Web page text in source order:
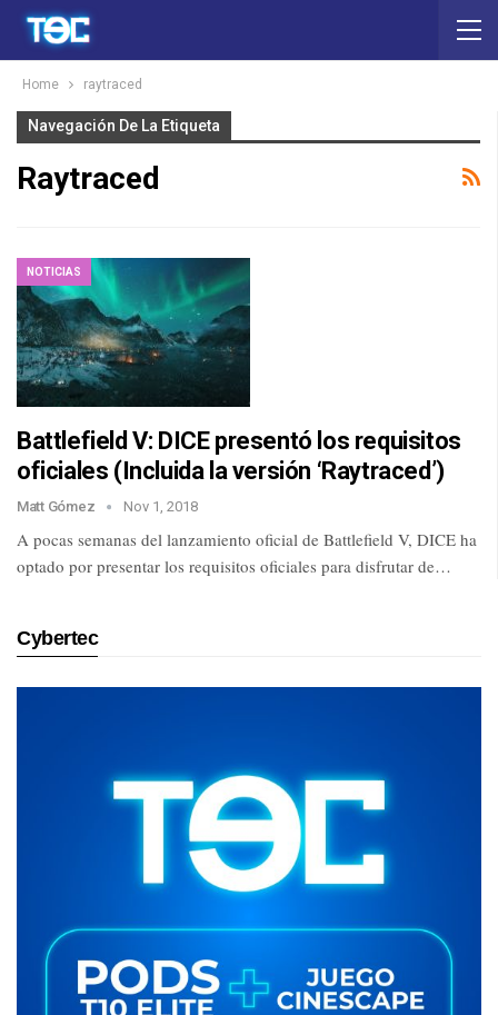
Home raytraced
Navegación De La Etiqueta
Raytraced
NOTICIAS
Battlefield V: DICE presentó los requisitos
oficiales (Incluida la versión ‘Raytraced’)
Matt Gómez Nov 1, 2018
A pocas semanas del lanzamiento oficial de Battlefield V, DICE ha
optado por presentar los requisitos oficiales para disfrutar de…
Cybertec